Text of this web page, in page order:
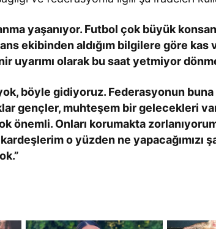
yaşanıyor. Futbol çok büyük
ekibinden aldığım bilgilere göre kas
uyarımı olarak bu saat yetmiyor
böyle gidiyoruz. Federasyonun buna
gençler, muhteşem bir gelecekleri
önemli. Onları korumakta
o yüzden ne yapacağımızı